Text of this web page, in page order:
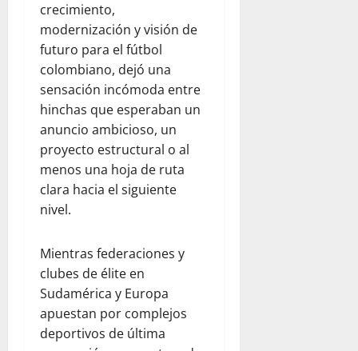
crecimiento,
modernización y visión de
futuro para el fútbol
colombiano, dejó una
sensación incómoda entre
hinchas que esperaban un
anuncio ambicioso, un
proyecto estructural o al
menos una hoja de ruta
clara hacia el siguiente
nivel.
Mientras federaciones y
clubes de élite en
Sudamérica y Europa
apuestan por complejos
deportivos de última